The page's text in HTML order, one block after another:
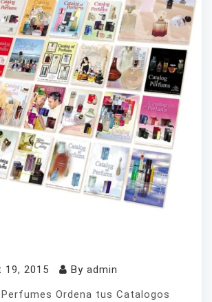
19, 2015 By admin
Ordena tus Catalogos